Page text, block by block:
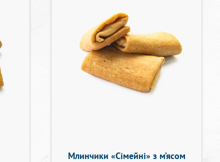
Млинчики «Сімейні» з м’ясом